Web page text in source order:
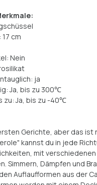
cm
Nein
ja
Ja, bis zu 300℃
zu: Ja, bis zu -40℃
Gerichte, aber das ist
kannst du in jede
mit
Simmern, Dämpfen und
Auflaufformen aus der